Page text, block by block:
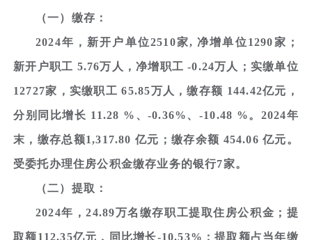
（一）缴存：
2024年，新开户单位2510家, 净增单位1290家；
新开户职工 5.76万人，净增职工 -0.24万人；实缴单位
12727家，实缴职工 65.85万人，缴存额 144.42亿元，
分别同比增长 11.28 %、-0.36%、-10.48 %。2024年
末，缴存总额1,317.80 亿元；缴存余额 454.06 亿元。
受委托办理住房公积金缴存业务的银行7家。
（二）提取：
2024年，24.89万名缴存职工提取住房公积金；提
取额112.35亿元，同比增长-10.53%；提取额占当年缴